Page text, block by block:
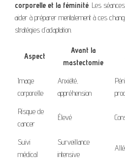
corporelle et la féminité. Les
aider à préparer mentalement à ces
stratégies d’adaptation.
Aspect
Avant la
mastectomie
Image
corporelle
Anxiété,
appréhension
Risque de
cancer
Élevé
Suivi
médical
Surveillance
intensive